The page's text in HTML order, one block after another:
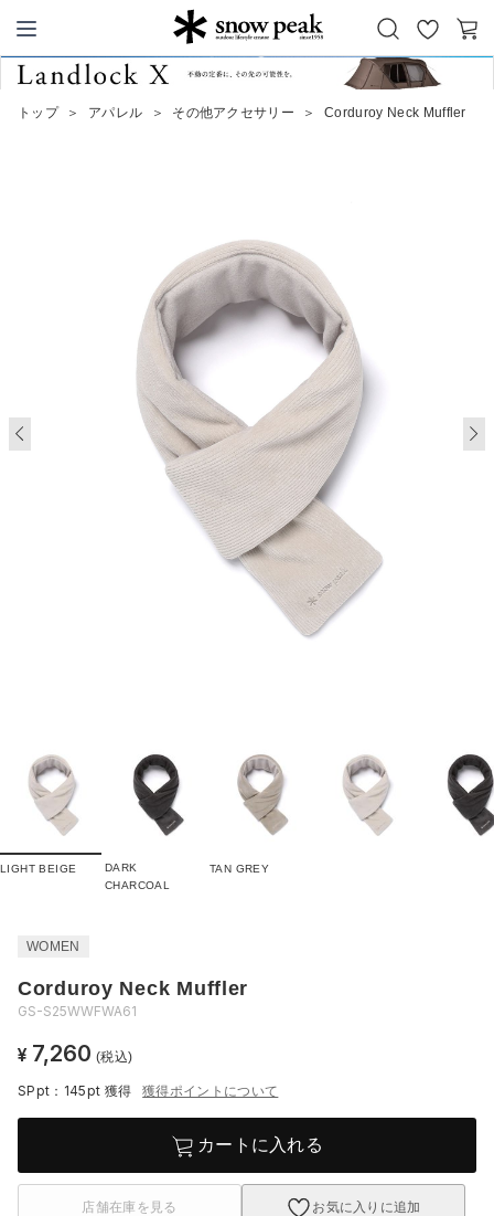
Snow Peak
お
気
カ
トップ ＞ アパレル ＞ その他アクセサリー ＞ Corduroy Neck Muffler
LIGHT BEIGE
DARK
CHARCOAL
TAN GREY
WOMEN
Corduroy Neck Muffler
GS-S25WWFWA61
¥ 7,260 (税込)
SPpt：145pt 獲得 獲得ポイントについて
カートに入れる
店舗在庫を見る お気に入りに追加